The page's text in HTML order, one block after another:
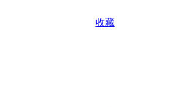
收藏